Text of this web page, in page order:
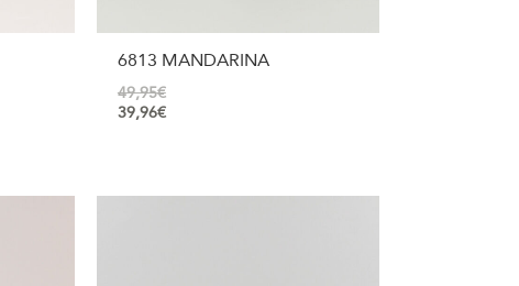
6813 MANDARINA
49,95€
39,96€